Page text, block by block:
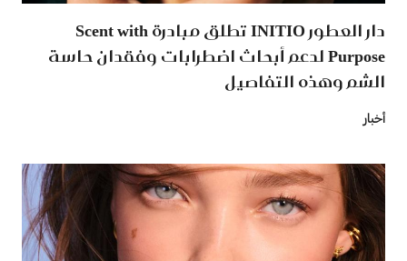
دار العطور INITIO تطلق مبادرة Scent with
Purpose لدعم أبحاث اضطرابات وفقدان حاسة
الشم وهذه التفاصيل
أخبار